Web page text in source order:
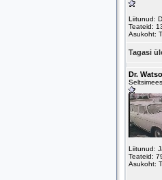
Liitunud:
Teateid:
Asukoht:
Tagasi
Dr.
Seltsimees
Liitunud:
Teateid:
Asukoht: